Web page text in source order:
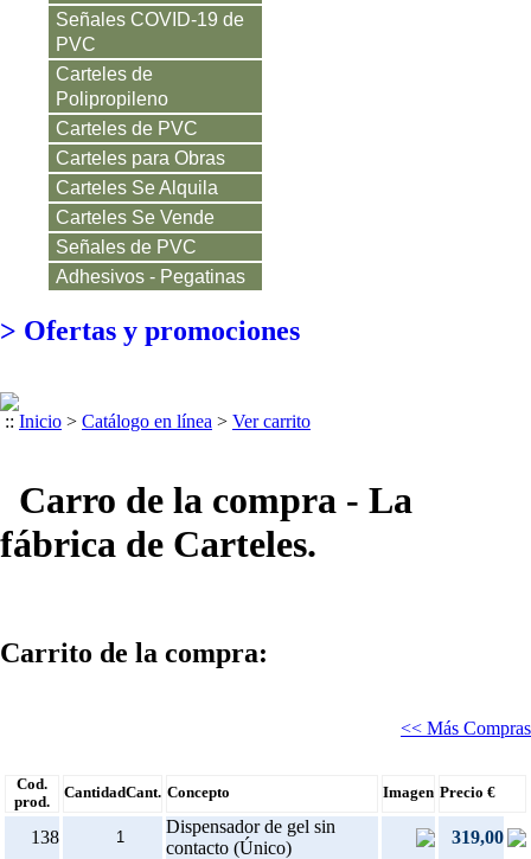
Señales COVID-19 de
PVC
Carteles de
Polipropileno
Carteles de PVC
Carteles para Obras
Carteles Se Alquila
Carteles Se Vende
Señales de PVC
Adhesivos - Pegatinas
> Ofertas y promociones
:: Inicio > Catálogo en línea > Ver carrito
Carro de la compra - La
fábrica de Carteles.
Carrito de la compra:
<< Más Compras
Cod.
prod.
CantidadCant. Concepto Imagen Precio €
138
Dispensador de gel sin
contacto (Único)
319,00